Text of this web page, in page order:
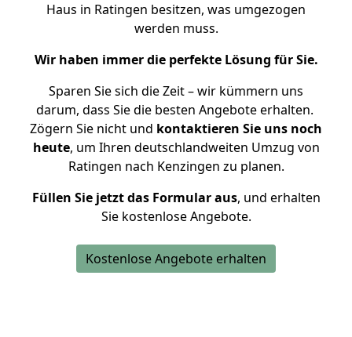
Haus in Ratingen besitzen, was umgezogen
werden muss.
Wir haben immer die perfekte Lösung für Sie.
Sparen Sie sich die Zeit – wir kümmern uns
darum, dass Sie die besten Angebote erhalten.
Zögern Sie nicht und kontaktieren Sie uns noch
heute, um Ihren deutschlandweiten Umzug von
Ratingen nach Kenzingen zu planen.
Füllen Sie jetzt das Formular aus, und erhalten
Sie kostenlose Angebote.
Kostenlose Angebote erhalten